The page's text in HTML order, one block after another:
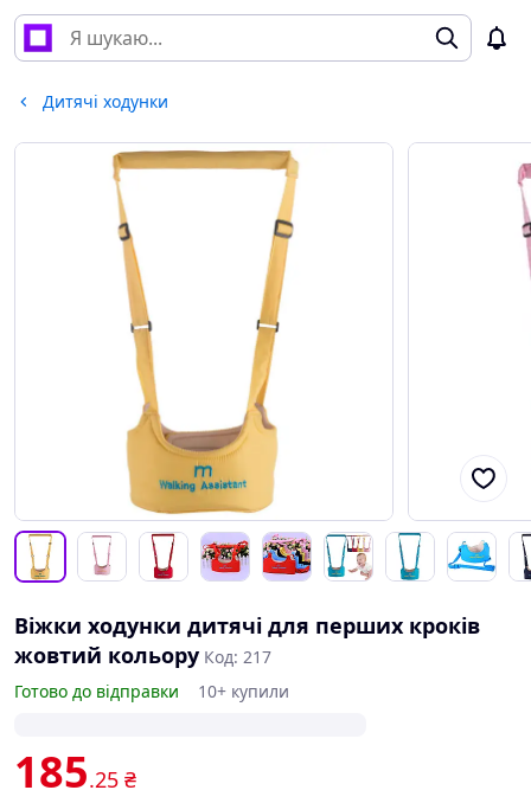
Дитячі ходунки
Віжки ходунки дитячі для перших кроків
жовтий кольору Код: 217
Готово до відправки
10+ купили
185.25 ₴